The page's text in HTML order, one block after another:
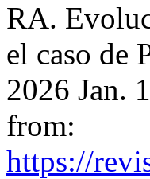
RA.
el caso de
2026 Jan.
from:
https://